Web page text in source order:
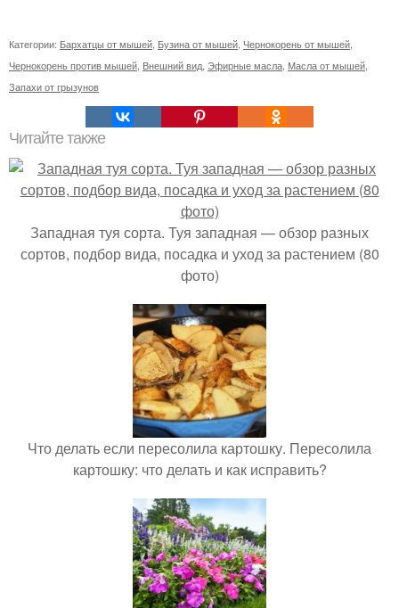
Категории: Бархатцы от мышей Бузина от мышей Чернокорень от мышей
Чернокорень против мышей Внешний вид Эфирные масла Масла от мышей
Запахи от грызунов
Читайте также
Западная туя сорта. Туя западная — обзор разных
сортов, подбор вида, посадка и уход за растением (80
фото)
Что делать если пересолила картошку. Пересолила
картошку: что делать и как исправить?